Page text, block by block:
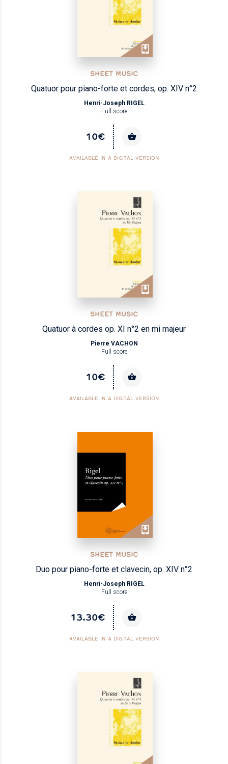
SHEET MUSIC
Quatuor pour piano-forte et cordes, op. XIV n°2
Henri-Joseph RIGEL
Full score
10€
AVAILABLE IN A DIGITAL VERSION
SHEET MUSIC
Quatuor à cordes op. XI n°2 en mi majeur
Pierre VACHON
Full score
10€
AVAILABLE IN A DIGITAL VERSION
SHEET MUSIC
Duo pour piano-forte et clavecin, op. XIV n°2
Henri-Joseph RIGEL
Full score
13.30€
AVAILABLE IN A DIGITAL VERSION